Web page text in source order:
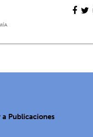
a Publicaciones